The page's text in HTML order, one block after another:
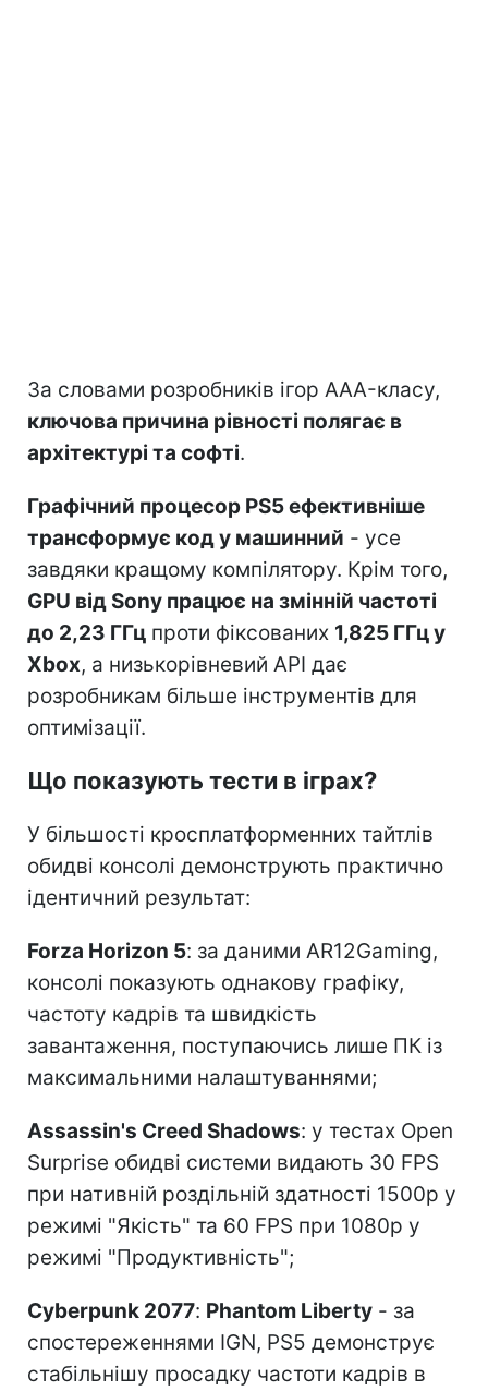
За словами розробників ігор AAA-класу,
ключова причина рівності полягає в
архітектурі та софті.
Графічний процесор PS5 ефективніше
трансформує код у машинний - усе
завдяки кращому компілятору. Крім того,
GPU від Sony працює на змінній частоті
до 2,23 ГГц проти фіксованих 1,825 ГГц у
Xbox, а низькорівневий API дає
розробникам більше інструментів для
оптимізації.
Що показують тести в іграх?
У більшості кросплатформенних тайтлів
обидві консолі демонструють практично
ідентичний результат:
Forza Horizon 5: за даними AR12Gaming,
консолі показують однакову графіку,
частоту кадрів та швидкість
завантаження, поступаючись лише ПК із
максимальними налаштуваннями;
Assassin's Creed Shadows: у тестах Open
Surprise обидві системи видають 30 FPS
при нативній роздільній здатності 1500p у
режимі "Якість" та 60 FPS при 1080p у
режимі "Продуктивність";
Cyberpunk 2077: Phantom Liberty - за
спостереженнями IGN, PS5 демонструє
стабільнішу просадку частоти кадрів в